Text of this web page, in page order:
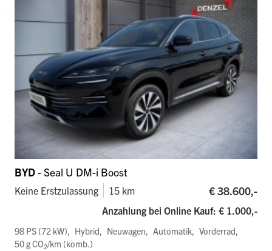
BYD- Seal U DM-i Boost
Keine Erstzulassung 15 km € 38.600,-
Anzahlung bei Online Kauf: € 1.000,-
98 PS (72 kW) Hybrid Neuwagen Automatik
Vorderrad
50 g CO2/km (komb.)